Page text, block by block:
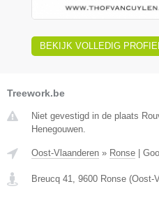
BEKIJK VOLLEDIG PROFIEL
Treework.be
Niet gevestigd in de plaats
Henegouwen.
Oost-Vlaanderen » Ronse
Breucq 41 9600 Ronse (Oost-